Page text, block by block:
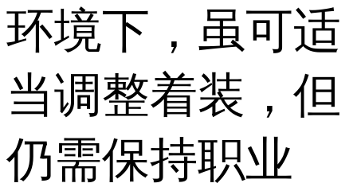
环境下，虽可适
当调整着装，但
仍需保持职业